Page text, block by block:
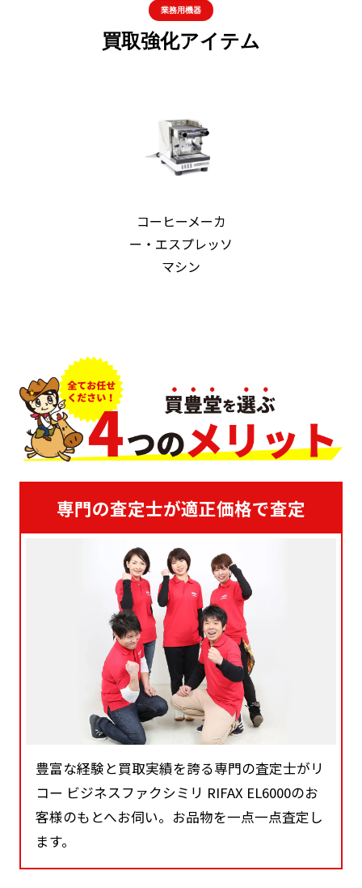
業務用機器
買取強化アイテム
コーヒーメーカ
ー・エスプレッソ
マシン
専門の査定士が適正価格で査定
豊富な経験と買取実績を誇る専門の査定士がリ
コー ビジネスファクシミリ RIFAX EL6000のお
客様のもとへお伺い。お品物を一点一点査定し
ます。